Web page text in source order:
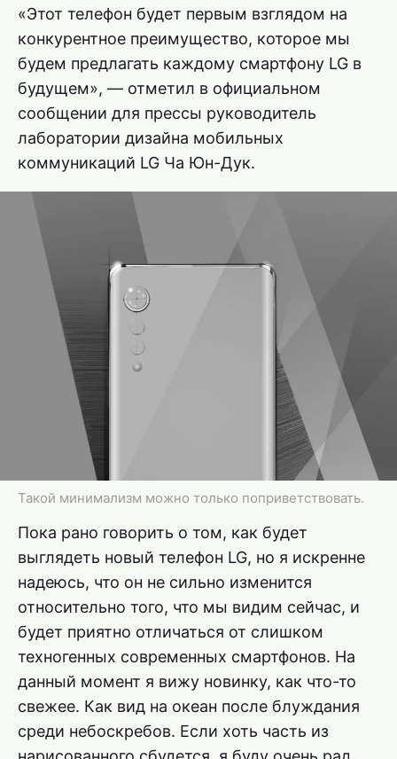
«Этот телефон будет первым взглядом на
конкурентное преимущество, которое мы
будем предлагать каждому смартфону LG в
будущем», — отметил в официальном
сообщении для прессы руководитель
лаборатории дизайна мобильных
коммуникаций LG Ча Юн-Дук.
Такой минимализм можно только поприветствовать.
Пока рано говорить о том, как будет
выглядеть новый телефон LG, но я искренне
надеюсь, что он не сильно изменится
относительно того, что мы видим сейчас, и
будет приятно отличаться от слишком
техногенных современных смартфонов. На
данный момент я вижу новинку, как что-то
свежее. Как вид на океан после блуждания
среди небоскребов. Если хоть часть из